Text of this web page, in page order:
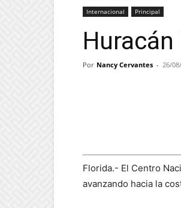
Internacional Principal
Por Nancy Cervantes - 26/
Florida.- El Centro
avanzando hacia la